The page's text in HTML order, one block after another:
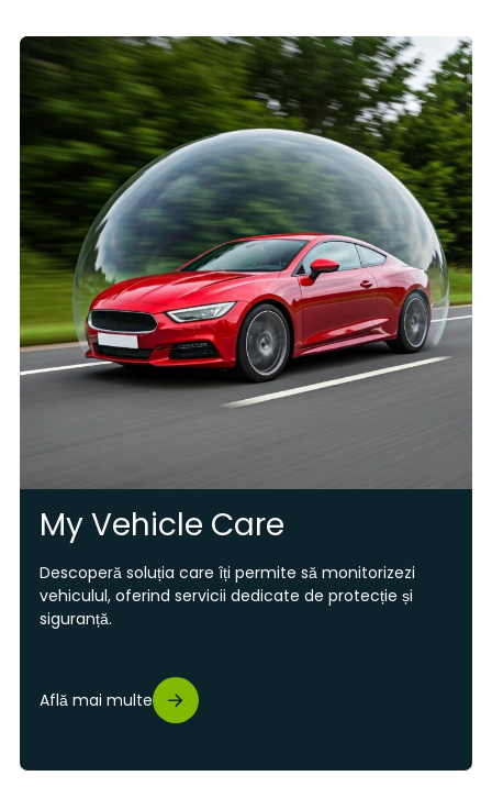
My Vehicle Care
Descoperă soluția care îți permite să monitorizezi
vehiculul, oferind servicii dedicate de protecție și
siguranță.
Află mai multe